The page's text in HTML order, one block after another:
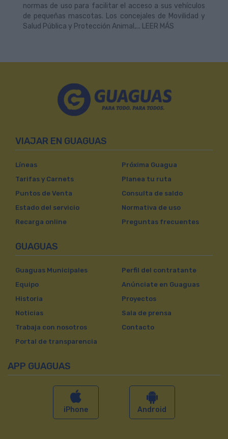
normas de uso para facilitar el acceso a sus vehículos
de pequeñas mascotas. Los concejales de Movilidad y
Salud Pública y Protección Animal,... LEER MÁS
VIAJAR EN GUAGUAS
Líneas
Tarifas y Carnets
Puntos de Venta
Estado del servicio
Recarga online
Próxima Guagua
Planea tu ruta
Consulta de saldo
Normativa de uso
Preguntas frecuentes
GUAGUAS
Guaguas Municipales
Equipo
Historia
Noticias
Trabaja con nosotros
Portal de transparencia
Perfil del contratante
Anúnciate en Guaguas
Proyectos
Sala de prensa
Contacto
APP GUAGUAS
iPhone Android